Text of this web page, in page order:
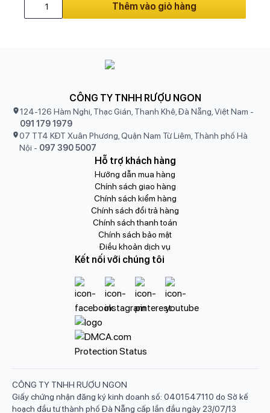
Thêm vào giỏ hàng
CÔNG TY TNHH RƯỢU NGON
124-126 Hàm Nghi, Thạc Gián, Thanh Khê, Đà Nẵng, Việt Nam -
091 179 1979
07 TT4 KĐT Xuân Phương, Quận Nam Từ Liêm, Thành phố Hà
Nội - 097 390 5007
Hỗ trợ khách hàng
Hướng dẫn mua hàng
Chính sách giao hàng
Chính sách kiểm hàng
Chính sách đổi trả hàng
Chính sách thanh toán
Chính sách bảo mật
Điều khoản dịch vụ
Kết nối với chúng tôi
CÔNG TY TNHH RƯỢU NGON
Giấy chứng nhận đăng ký kinh doanh số: 0401547110 do Sở kế
hoạch đầu tư thành phố Đà Nẵng cấp lần đầu ngày 23/07/13